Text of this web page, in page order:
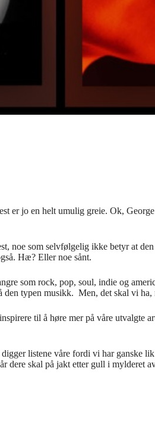
er jo en helt umulig greie. Ok,
som selvfølgelig ikke betyr at
Hæ? Eller noe sånt.
som rock, pop, soul, indie og
typen musikk. Men, det skal vi
til å høre mer på våre
listene våre fordi vi har ganske
dere skal på jakt etter gull i mylderet